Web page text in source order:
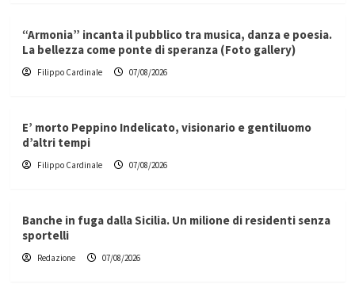
“Armonia” incanta il pubblico tra musica, danza e poesia.
La bellezza come ponte di speranza (Foto gallery)
Filippo Cardinale 07/08/2026
E’ morto Peppino Indelicato, visionario e gentiluomo
d’altri tempi
Filippo Cardinale 07/08/2026
Banche in fuga dalla Sicilia. Un milione di residenti senza
sportelli
Redazione 07/08/2026